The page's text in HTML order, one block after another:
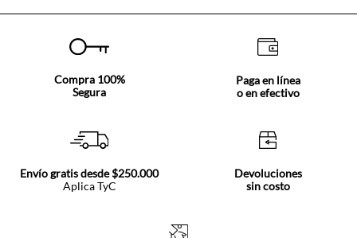
Compra 100%
Segura
Paga en línea
o en efectivo
Envío gratis desde $250.000
Aplica TyC
Devoluciones
sin costo